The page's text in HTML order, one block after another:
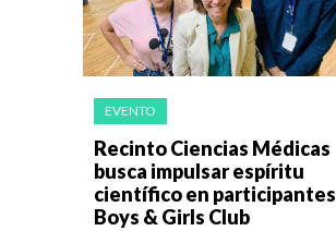
EVENTO
Recinto Ciencias Médicas
busca impulsar espíritu
científico en participantes
Boys & Girls Club